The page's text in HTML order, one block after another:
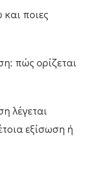
και ποιες
πώς ορίζεται
λέγεται
εξίσωση ή